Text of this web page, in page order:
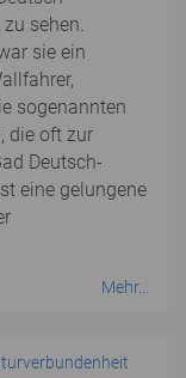
sehen.
sie ein
sogenannten
die oft zur
Deutsch-
eine gelungene
Mehr...